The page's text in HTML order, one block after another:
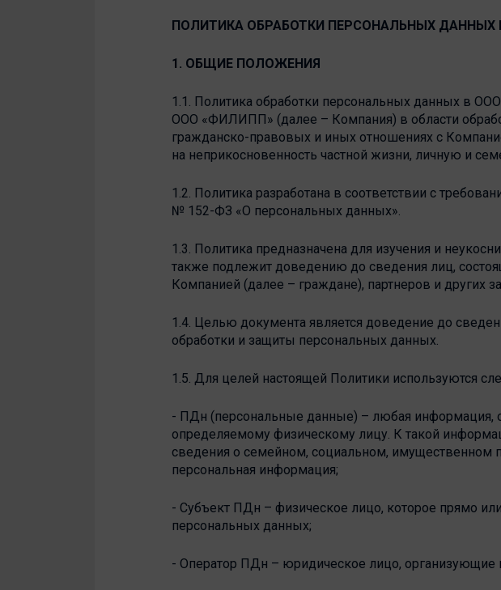
ПОЛИТИКА ОБРАБОТКИ ПЕРСОНАЛЬНЫХ ДАННЫХ
1. ОБЩИЕ ПОЛОЖЕНИЯ
1.1. Политика обработки персональных данных в
ООО «ФИЛИПП» (далее – Компания) в области
гражданско-правовых и иных отношениях с
на неприкосновенность частной жизни, личную и
1.2. Политика разработана в соответствии с
№ 152-ФЗ «О персональных данных».
1.3. Политика предназначена для изучения и
также подлежит доведению до сведения лиц,
Компанией (далее – граждане), партнеров и других
1.4. Целью документа является доведение до
обработки и защиты персональных данных.
1.5. Для целей настоящей Политики используются
- ПДн (персональные данные) – любая информация,
определяемому физическому лицу. К такой
сведения о семейном, социальном, имущественном
персональная информация;
- Субъект ПДн – физическое лицо, которое прямо
персональных данных;
- Оператор ПДн – юридическое лицо,